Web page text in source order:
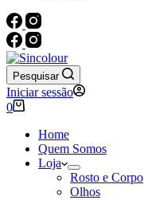
Pesquisar
Iniciar sessão
Carrinho
compras
0
Home
Quem Somos
Loja
Rosto e Corpo
Olhos